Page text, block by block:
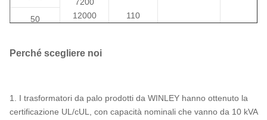
12000
13800
34500
110
50
250
Perché scegliere noi
1. I trasformatori da palo prodotti da WINLEY hanno ottenuto la
certificazione UL/cUL, con capacità nominali che vanno da 10 kVA